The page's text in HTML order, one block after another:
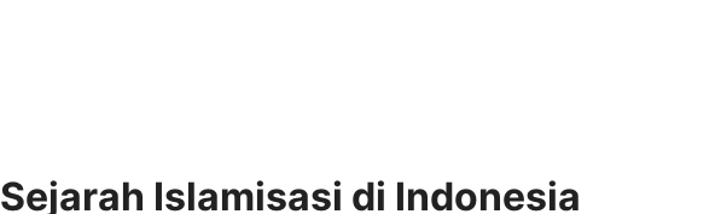
Sejarah Islamisasi di Indonesia